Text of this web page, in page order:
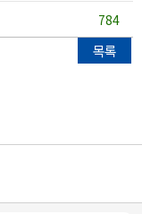
784
목록